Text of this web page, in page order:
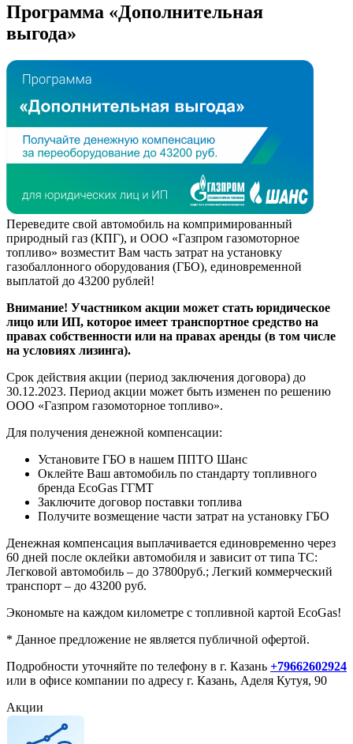
Программа «Дополнительная
выгода»
Переведите свой автомобиль на компримированный
природный газ (КПГ), и ООО «Газпром газомоторное
топливо» возместит Вам часть затрат на установку
газобаллонного оборудования (ГБО), единовременной
выплатой до 43200 рублей!
Внимание! Участником акции может стать юридическое
лицо или ИП, которое имеет транспортное средство на
правах собственности или на правах аренды (в том числе
на условиях лизинга).
Срок действия акции (период заключения договора) до
30.12.2023. Период акции может быть изменен по решению
ООО «Газпром газомоторное топливо».
Для получения денежной компенсации:
Установите ГБО в нашем ППТО Шанс
Оклейте Ваш автомобиль по стандарту топливного
бренда EcoGas ГГМТ
Заключите договор поставки топлива
Получите возмещение части затрат на установку ГБО
Денежная компенсация выплачивается единовременно через
60 дней после оклейки автомобиля и зависит от типа ТС:
Легковой автомобиль – до 37800руб.; Легкий коммерческий
транспорт – до 43200 руб.
Экономьте на каждом километре с топливной картой EcoGas!
* Данное предложение не является публичной офертой.
Подробности уточняйте по телефону в г. Казань +79662602924
или в офисе компании по адресу г. Казань, Аделя Кутуя, 90
Акции